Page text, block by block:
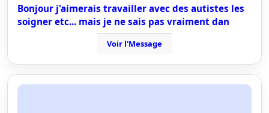
Bonjour j'aimerais travailler avec des autistes les
soigner etc... mais je ne sais pas vraiment dan
Voir l'Message